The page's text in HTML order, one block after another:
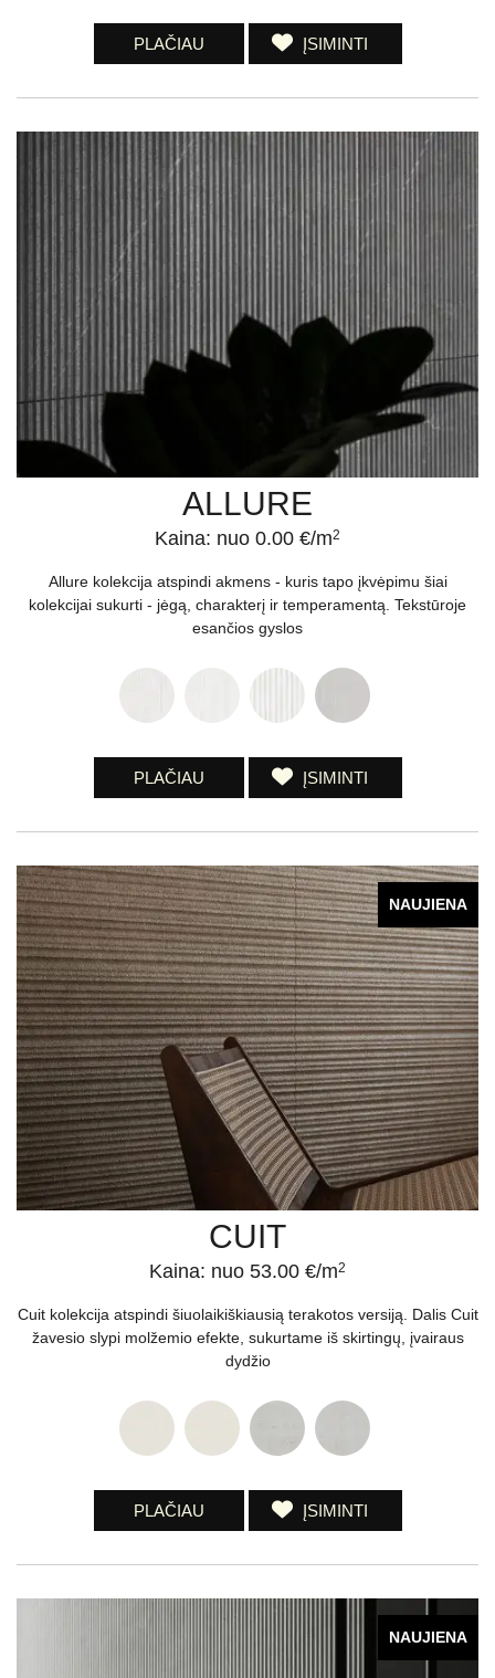
PLAČIAU ĮSIMINTI
ALLURE
Kaina: nuo 0.00 €/m2
Allure kolekcija atspindi akmens - kuris tapo įkvėpimu šiai
kolekcijai sukurti - jėgą, charakterį ir temperamentą. Tekstūroje
esančios gyslos
PLAČIAU ĮSIMINTI
NAUJIENA
CUIT
Kaina: nuo 53.00 €/m2
Cuit kolekcija atspindi šiuolaikiškiausią terakotos versiją. Dalis Cuit
žavesio slypi molžemio efekte, sukurtame iš skirtingų, įvairaus
dydžio
PLAČIAU ĮSIMINTI
NAUJIENA